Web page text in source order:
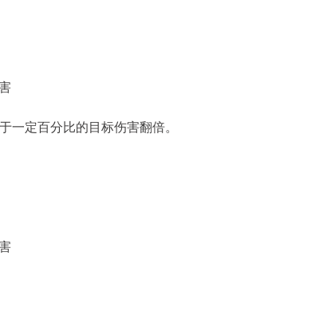
一定百分比的目标伤害翻倍。